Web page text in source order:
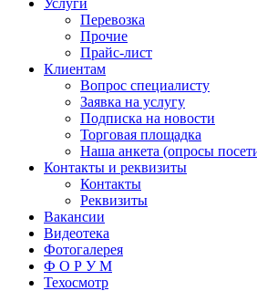
Услуги
Перевозка
Прочие
Прайс-лист
Клиентам
Вопрос специалисту
Заявка на услугу
Подписка на новости
Торговая площадка
Наша анкета (опросы
Контакты и реквизиты
Контакты
Реквизиты
Вакансии
Видеотека
Фотогалерея
Ф О Р У М
Техосмотр